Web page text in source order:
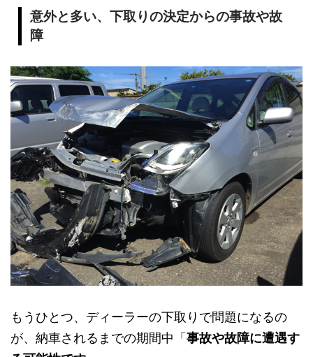
意外と多い、下取りの決定からの事故や故
障
もうひとつ、ディーラーの下取りで問題になるの
が、納車されるまでの期間中「 事故や故障に遭遇す